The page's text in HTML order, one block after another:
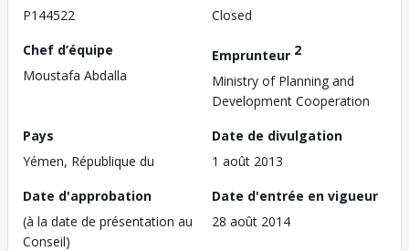
P144522
Closed
Chef d’équipe
Moustafa Abdalla
Emprunteur 2
Ministry of Planning and
Development Cooperation
Pays
Yémen, République du
Date de divulgation
1 août 2013
Date d'approbation
(à la date de présentation au
Conseil)
Date d'entrée en vigueur
28 août 2014